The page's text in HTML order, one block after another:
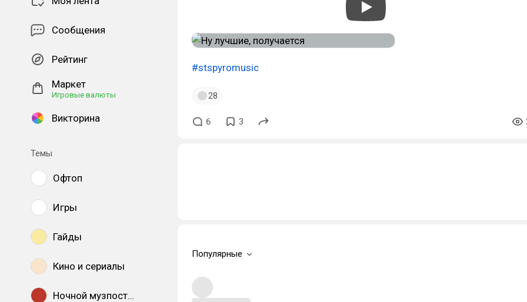
Сообщения
Рейтинг
Маркет
Игровые валюты
Викторина
Темы
Офтоп
Игры
Гайды
Кино и сериалы
Ночной музпостинг
#stspyromusic
28
6 3
Популярные